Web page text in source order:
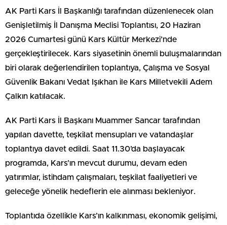
AK Parti Kars İl Başkanlığı tarafından düzenlenecek olan
Genişletilmiş İl Danışma Meclisi Toplantısı, 20 Haziran
2026 Cumartesi günü Kars Kültür Merkezi’nde
gerçekleştirilecek. Kars siyasetinin önemli buluşmalarından
biri olarak değerlendirilen toplantıya, Çalışma ve Sosyal
Güvenlik Bakanı Vedat Işıkhan ile Kars Milletvekili Adem
Çalkın katılacak.
AK Parti Kars İl Başkanı Muammer Sancar tarafından
yapılan davette, teşkilat mensupları ve vatandaşlar
toplantıya davet edildi. Saat 11.30’da başlayacak
programda, Kars’ın mevcut durumu, devam eden
yatırımlar, istihdam çalışmaları, teşkilat faaliyetleri ve
geleceğe yönelik hedeflerin ele alınması bekleniyor.
Toplantıda özellikle Kars’ın kalkınması, ekonomik gelişimi,